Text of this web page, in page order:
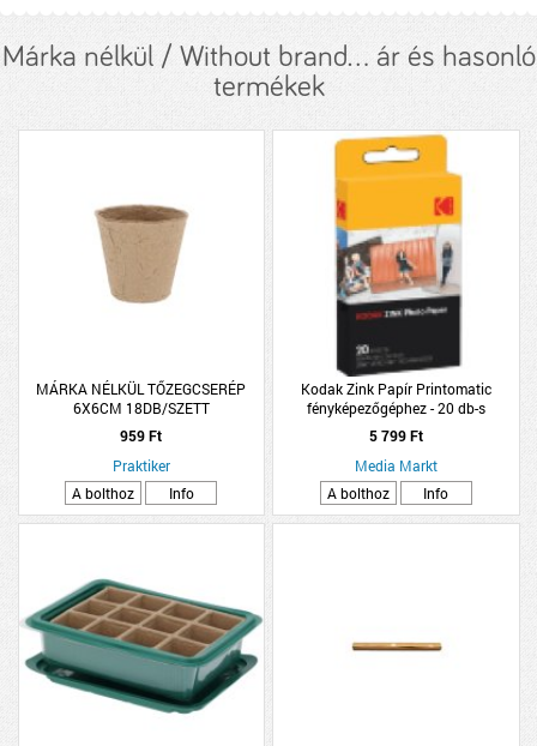
Márka nélkül / Without brand... ár és hasonló
termékek
MÁRKA NÉLKÜL TŐZEGCSERÉP
6X6CM 18DB/SZETT
959 Ft
Praktiker
A bolthoz
Info
Kodak Zink Papír Printomatic
fényképezőgéphez - 20 db-s
5 799 Ft
Media Markt
A bolthoz
Info